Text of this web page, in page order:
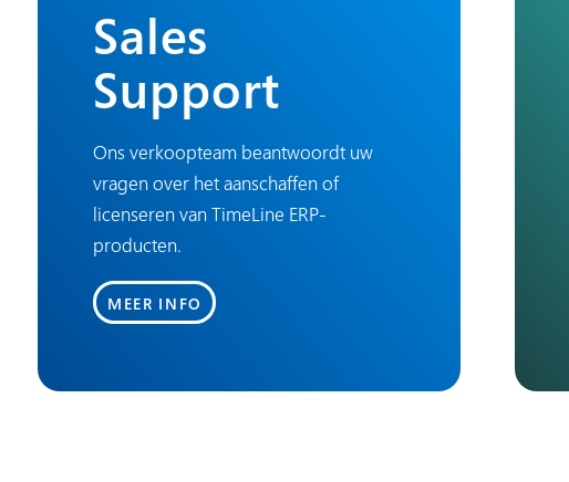
Sales
Support
Ons verkoopteam beantwoordt uw
vragen over het aanschaffen of
licenseren van TimeLine ERP-
producten.
MEER INFO